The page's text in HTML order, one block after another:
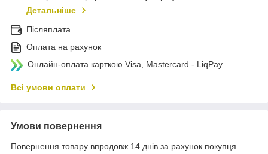
Детальніше
Післяплата
Оплата на рахунок
Онлайн-оплата карткою Visa, Mastercard - LiqPay
Всі умови оплати
Умови повернення
Повернення товару впродовж 14 днів за рахунок покупця